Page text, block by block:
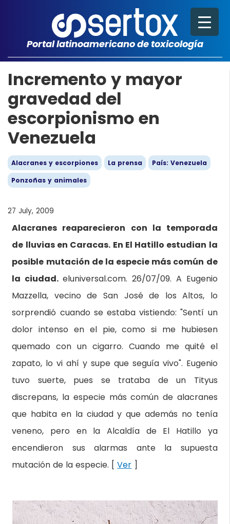
Portal latinoamericano de toxicología
Incremento y mayor
gravedad del
escorpionismo en
Venezuela
Alacranes y escorpiones La prensa
País: Venezuela
Ponzoñas y animales
27 July, 2009
Alacranes reaparecieron con la temporada
de lluvias en Caracas. En El Hatillo estudian la
posible mutación de la especie más común de
la ciudad.eluniversal.com. 26/07/09. A Eugenio
Mazzella, vecino de San José de los Altos, lo
sorprendió cuando se estaba vistiendo: "Sentí un
dolor intenso en el pie, como si me hubiesen
quemado con un cigarro. Cuando me quité el
zapato, lo vi ahí y supe que seguía vivo". Eugenio
tuvo suerte, pues se trataba de un Tityus
discrepans, la especie más común de alacranes
que habita en la ciudad y que además no tenía
veneno, pero en la Alcaldía de El Hatillo ya
encendieron sus alarmas ante la supuesta
mutación de la especie. [Ver ]